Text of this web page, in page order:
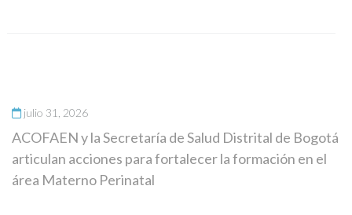
julio 31, 2026
ACOFAEN y la Secretaría de Salud Distrital de Bogotá
articulan acciones para fortalecer la formación en el
área Materno Perinatal